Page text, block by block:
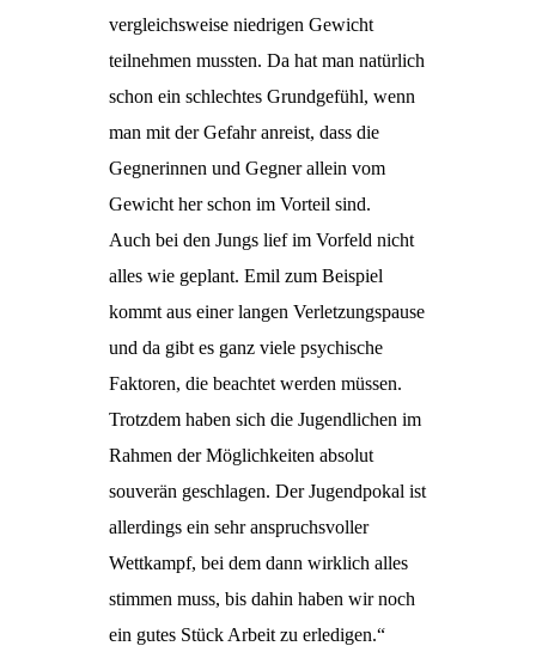
vergleichsweise niedrigen Gewicht
teilnehmen mussten. Da hat man natürlich
schon ein schlechtes Grundgefühl, wenn
man mit der Gefahr anreist, dass die
Gegnerinnen und Gegner allein vom
Gewicht her schon im Vorteil sind.
Auch bei den Jungs lief im Vorfeld nicht
alles wie geplant. Emil zum Beispiel
kommt aus einer langen Verletzungspause
und da gibt es ganz viele psychische
Faktoren, die beachtet werden müssen.
Trotzdem haben sich die Jugendlichen im
Rahmen der Möglichkeiten absolut
souverän geschlagen. Der Jugendpokal ist
allerdings ein sehr anspruchsvoller
Wettkampf, bei dem dann wirklich alles
stimmen muss, bis dahin haben wir noch
ein gutes Stück Arbeit zu erledigen.“